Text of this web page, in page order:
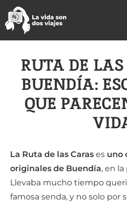
RUTA DE
BUENDÍA:
QUE
La Ruta de las Caras es uno
originales de Buendía, en
Llevaba mucho tiempo
famosa senda, y no solo por